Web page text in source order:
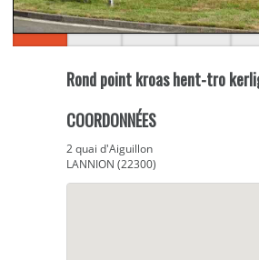
Rond point kroas hent-tro
COORDONNÉES
2 quai d'Aiguillon
LANNION (22300)